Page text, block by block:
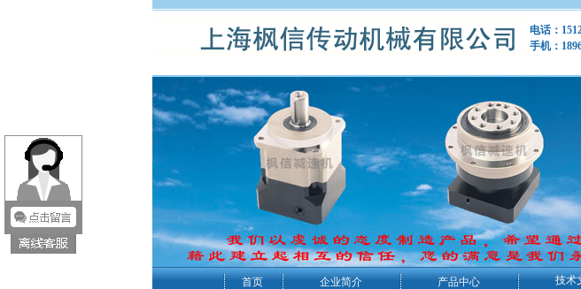
电话：
手机：
首页 企业简介 产品中心 技术